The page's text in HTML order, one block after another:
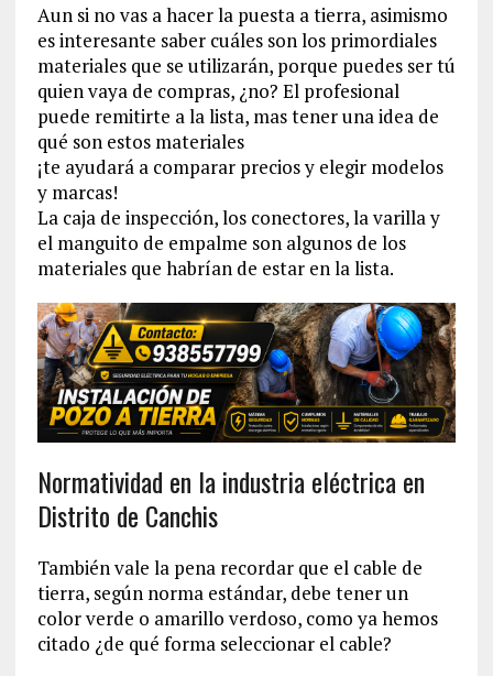
Aun si no vas a hacer la puesta a tierra, asimismo
es interesante saber cuáles son los primordiales
materiales que se utilizarán, porque puedes ser tú
quien vaya de compras, ¿no? El profesional
puede remitirte a la lista, mas tener una idea de
qué son estos materiales
¡te ayudará a comparar precios y elegir modelos
y marcas!
La caja de inspección, los conectores, la varilla y
el manguito de empalme son algunos de los
materiales que habrían de estar en la lista.
Normatividad en la industria eléctrica en
Distrito de Canchis
También vale la pena recordar que el cable de
tierra, según norma estándar, debe tener un
color verde o amarillo verdoso, como ya hemos
citado ¿de qué forma seleccionar el cable?